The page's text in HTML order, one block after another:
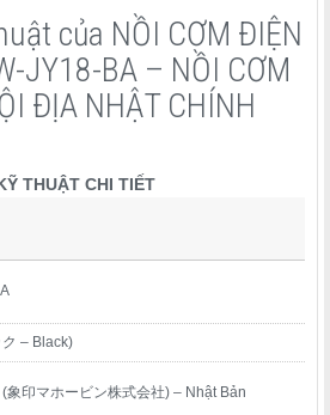
IH ZOJIRUSHI NW-JY18-BA
thuộc
め炊き – Cực Nấu) – một trong những
cao cấp của ZOJIRUSHI tại thị trường
năm 2022 và sản xuất toàn bộ tại
bảnnấu được 10 chén cơm mỗi lần
cho khoảng 4–6 người ăn một bữa,
đông lạnh để dùng cả tuần.
– đây là một trong những sản phẩm
nhiều nhất trong danh mục bếp
tế: cơm ngon hơn thật. Không phải
cảm tính – đây là kết quả của công
kim đã được thị trường Nhật kiểm
của NỒI CƠM ĐIỆN
JY18-BA – NỒI CƠM
ĐỊA NHẬT CHÍNH
THUẬT CHI TIẾT
– Black)
象印マホービン株式会社) – Nhật Bản